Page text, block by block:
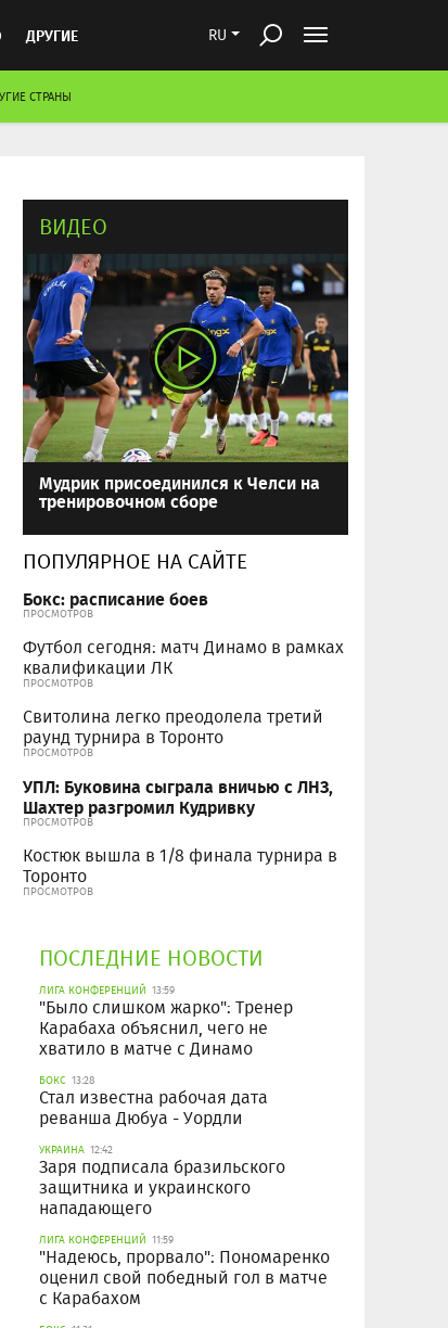
RU
ДРУГИЕ
СТРАНЫ
ВИДЕО
Мудрик присоединился к Челси на
тренировочном сборе
ПОПУЛЯРНОЕ НА САЙТЕ
Бокс: расписание боев
ПРОСМОТРОВ
Футбол сегодня: матч Динамо в рамках
квалификации ЛК
ПРОСМОТРОВ
Свитолина легко преодолела третий
раунд турнира в Торонто
ПРОСМОТРОВ
УПЛ: Буковина сыграла вничью с ЛНЗ,
Шахтер разгромил Кудривку
ПРОСМОТРОВ
Костюк вышла в 1/8 финала турнира в
Торонто
ПРОСМОТРОВ
ПОСЛЕДНИЕ НОВОСТИ
ЛИГА КОНФЕРЕНЦИЙ 13:59
"Было слишком жарко": Тренер
Карабаха объяснил, чего не
хватило в матче с Динамо
БОКС 13:28
Стал известна рабочая дата
реванша Дюбуа - Уордли
УКРАИНА 12:42
Заря подписала бразильского
защитника и украинского
нападающего
ЛИГА КОНФЕРЕНЦИЙ 11:59
"Надеюсь, прорвало": Пономаренко
оценил свой победный гол в матче
с Карабахом